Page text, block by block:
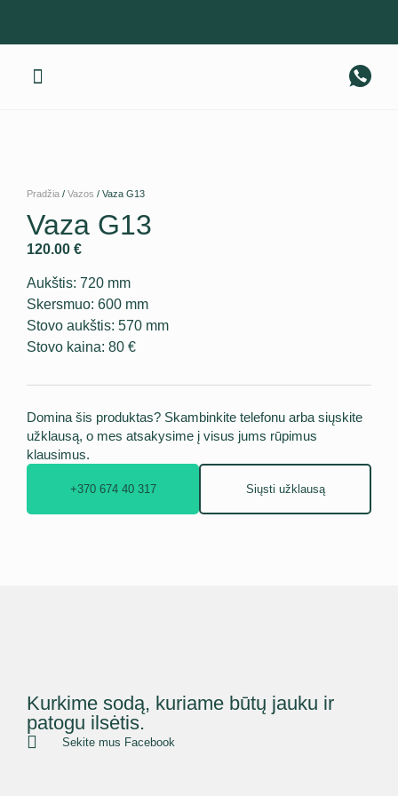
Pradžia / Vazos / Vaza G13
Vaza G13
120.00 €
Aukštis: 720 mm
Skersmuo: 600 mm
Stovo aukštis: 570 mm
Stovo kaina: 80 €
Domina šis produktas? Skambinkite telefonu arba siųskite
užklausą, o mes atsakysime į visus jums rūpimus
klausimus.
+370 674 40 317 Siųsti užklausą
Kurkime sodą, kuriame būtų jauku ir
patogu ilsėtis.
Sekite mus Facebook